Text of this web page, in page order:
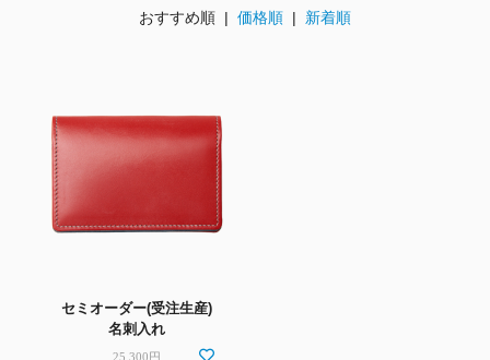
おすすめ順 | 価格順 | 新着順
セミオーダー(受注生産)
名刺入れ
25,300円